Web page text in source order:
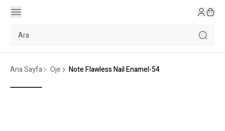
Ana Sayfa Oje Note Flawless Nail Enamel-54